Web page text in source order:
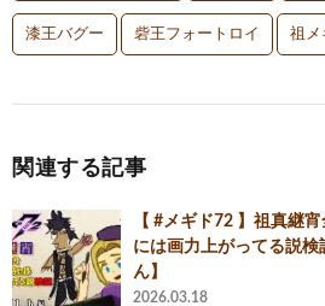
漆王バグー 砦王フォートロイ 祖メ
関連する記事
【 #メギド72 】祖真継
には画力上がってる説
ん】
2026.03.18